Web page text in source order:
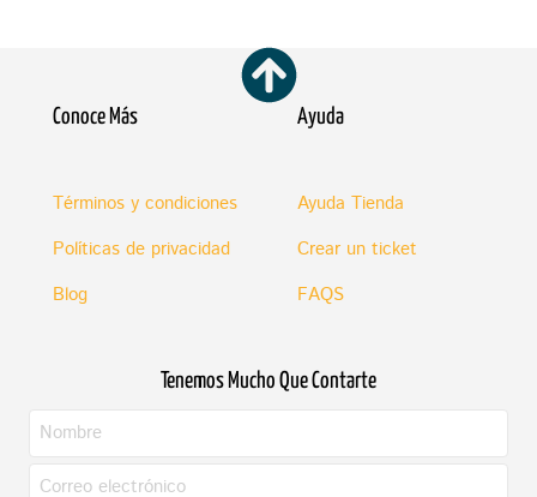
Conoce Más
Términos y condiciones
Políticas de privacidad
Blog
Ayuda
Ayuda Tienda
Crear un ticket
FAQS
Tenemos Mucho Que Contarte